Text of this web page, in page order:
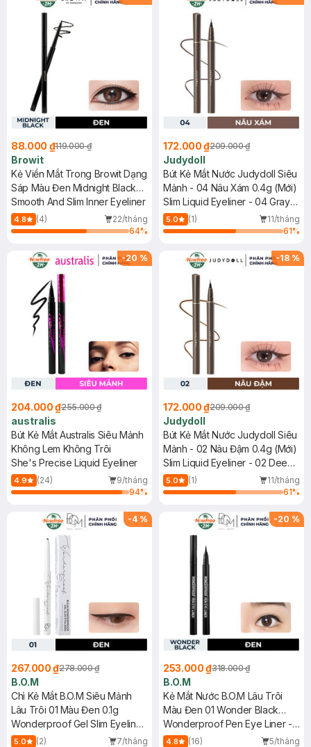
88.000 ₫119.000 ₫
Browit
Kẻ Viền Mắt Trong Browit Dạng
Sáp Màu Đen Midnight Black
0.1g
Smooth And Slim Inner Eyeliner
4.8 (4)
22/tháng
64%
172.000 ₫209.000 ₫
Judydoll
Bút Kẻ Mắt Nước Judydoll Siêu
Mảnh - 04 Nâu Xám 0.4g (Mới)
Slim Liquid Eyeliner - 04 Gray
Brown
5.0 (1)
11/tháng
61%
-20 %
204.000 ₫255.000 ₫
australis
Bút Kẻ Mắt Australis Siêu Mảnh
Không Lem Không Trôi
She's Precise Liquid Eyeliner
4.9 (24)
9/tháng
94%
-18 %
172.000 ₫209.000 ₫
Judydoll
Bút Kẻ Mắt Nước Judydoll Siêu
Mảnh - 02 Nâu Đậm 0.4g (Mới)
Slim Liquid Eyeliner - 02 Deep
Brown
5.0 (1)
11/tháng
61%
-4 %
267.000 ₫278.000 ₫
B.O.M
Chì Kẻ Mắt B.O.M Siêu Mảnh
Lâu Trôi 01 Màu Đen 0.1g
Wonderproof Gel Slim Eyeliner
#01 Midnight Black
5.0 (2)
7/tháng
-20 %
253.000 ₫318.000 ₫
B.O.M
Kẻ Mắt Nước B.O.M Lâu Trôi
Màu Đen 01 Wonder Black
0.5g
Wonderproof Pen Eye Liner -
01 Wonder Black
4.8 (16)
5/tháng